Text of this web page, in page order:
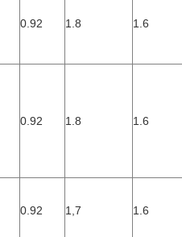
0.92 1.8 1.6
0.92 1.8 1.6
0.92 1,7 1.6